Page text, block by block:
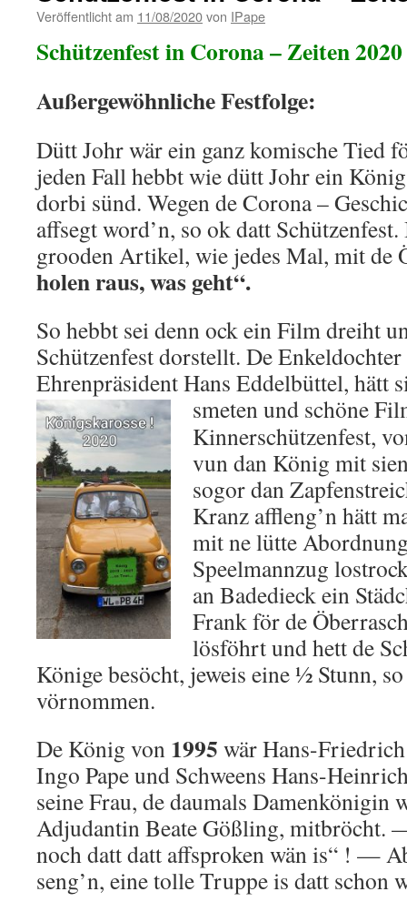
Veröffentlicht am 11/08/2020von IPape
Schützenfest in Corona – Zeiten 2020
Außergewöhnliche Festfolge:
Dütt Johr wär ein ganz komische Tied
jeden Fall hebbt wie dütt Johr ein
dorbi sünd. Wegen de Corona –
affsegt word’n, so ok datt
grooden Artikel, wie jedes Mal, mit de
holen raus, was geht“.
So hebbt sei denn ock ein Film dreiht
Schützenfest dorstellt. De
Ehrenpräsident Hans Eddelbüttel, hätt
smeten und schöne
Kinnerschützenfest,
vun dan König mit
sogor dan
Kranz affleng’n hätt
mit ne lütte
Speelmannzug
an Badedieck ein
Frank för de
lösföhrt und hett de
Könige besöcht, jeweis eine ½ Stunn,
vörnommen.
De König von 1995 wär Hans-
Ingo Pape und Schweens Hans-
seine Frau, de daumals Damenkönigin
Adjudantin Beate Gößling, mitbröcht.
noch datt datt affsproken wän is“ ! —
seng’n, eine tolle Truppe is datt schon